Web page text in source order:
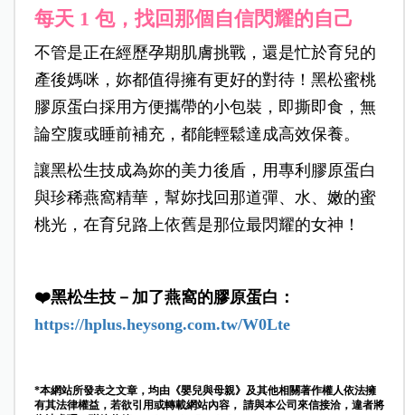
每天 1 包，找回那個自信閃耀的自己
不管是正在經歷孕期肌膚挑戰，還是忙於育兒的
產後媽咪，妳都值得擁有更好的對待！黑松蜜桃
膠原蛋白採用方便攜帶的小包裝，即撕即食，無
論空腹或睡前補充，都能輕鬆達成高效保養。
讓黑松生技成為妳的美力後盾，用專利膠原蛋白
與珍稀燕窩精華，幫妳找回那道彈、水、嫩的蜜
桃光，在育兒路上依舊是那位最閃耀的女神！
❤️黑松生技－加了燕窩的膠原蛋白：
https://hplus.heysong.com.tw/W0Lte
*本網站所發表之文章，均由《嬰兒與母親》及其他相關著作權人依法擁
有其法律權益，若欲引用或轉載網站內容， 請與本公司來信接洽，違者將